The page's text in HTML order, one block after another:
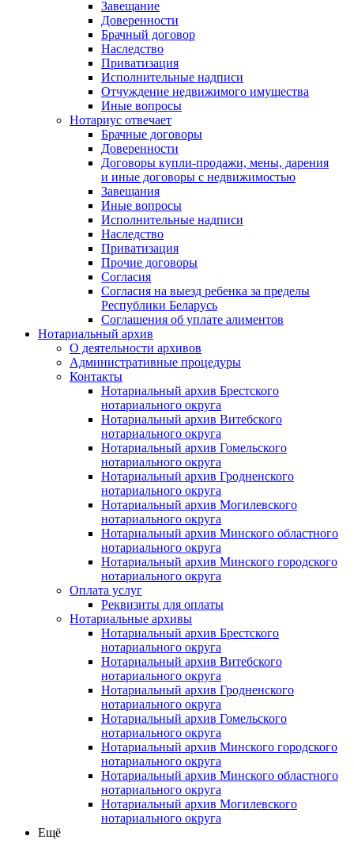
Завещание
Доверенности
Брачный договор
Наследство
Приватизация
Исполнительные надписи
Отчуждение недвижимого имущества
Иные вопросы
Нотариус отвечает
Брачные договоры
Доверенности
Договоры купли-продажи, мены, дарения
и иные договоры с недвижимостью
Завещания
Иные вопросы
Исполнительные надписи
Наследство
Приватизация
Прочие договоры
Согласия
Согласия на выезд ребенка за пределы
Республики Беларусь
Соглашения об уплате алиментов
Нотариальный архив
О деятельности архивов
Административные процедуры
Контакты
Нотариальный архив Брестского
нотариального округа
Нотариальный архив Витебского
нотариального округа
Нотариальный архив Гомельского
нотариального округа
Нотариальный архив Гродненского
нотариального округа
Нотариальный архив Могилевского
нотариального округа
Нотариальный архив Минского областного
нотариального округа
Нотариальный архив Минского городского
нотариального округа
Оплата услуг
Реквизиты для оплаты
Нотариальные архивы
Нотариальный архив Брестского
нотариального округа
Нотариальный архив Витебского
нотариального округа
Нотариальный архив Гродненского
нотариального округа
Нотариальный архив Гомельского
нотариального округа
Нотариальный архив Минского городского
нотариального округа
Нотариальный архив Минского областного
нотариального округа
Нотариальный архив Могилевского
нотариального округа
Ещё